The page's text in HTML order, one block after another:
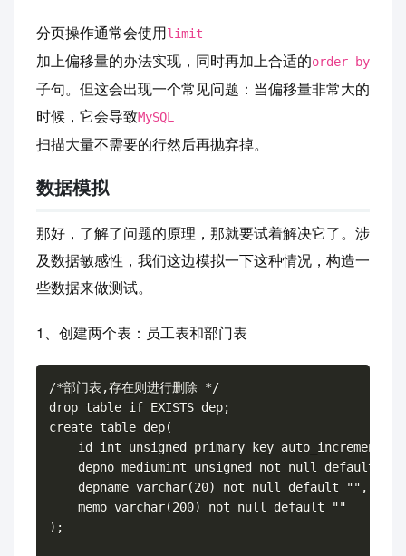
分页操作通常会使用limit
加上偏移量的办法实现，同时再加上合适的order by
子句。但这会出现一个常见问题：当偏移量非常大的
时候，它会导致MySQL
扫描大量不需要的行然后再抛弃掉。
数据模拟
那好，了解了问题的原理，那就要试着解决它了。涉
及数据敏感性，我们这边模拟一下这种情况，构造一
些数据来做测试。
1、创建两个表：员工表和部门表
/*部门表,存在则进行删除 */
drop table if EXISTS dep;
create table dep(
id int unsigned primary key auto_increment,
depno mediumint unsigned not null default 0,
depname varchar(20) not null default "",
memo varchar(200) not null default ""
);